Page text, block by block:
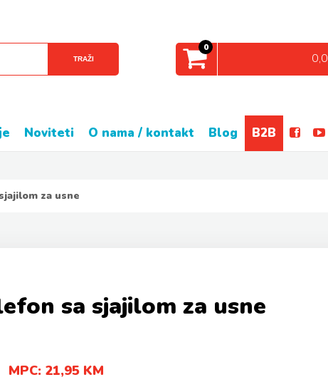
TRAŽI
0
noviteti o nama / kontakt blog B2B
za usne
sa sjajilom za usne
MPC: 21,95 KM